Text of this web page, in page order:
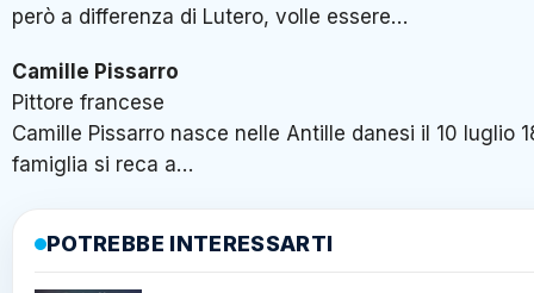
però a differenza di Lutero, volle essere…
Camille Pissarro
Pittore francese
Camille Pissarro nasce nelle Antille danesi il 10
famiglia si reca a…
POTREBBE INTERESSARTI